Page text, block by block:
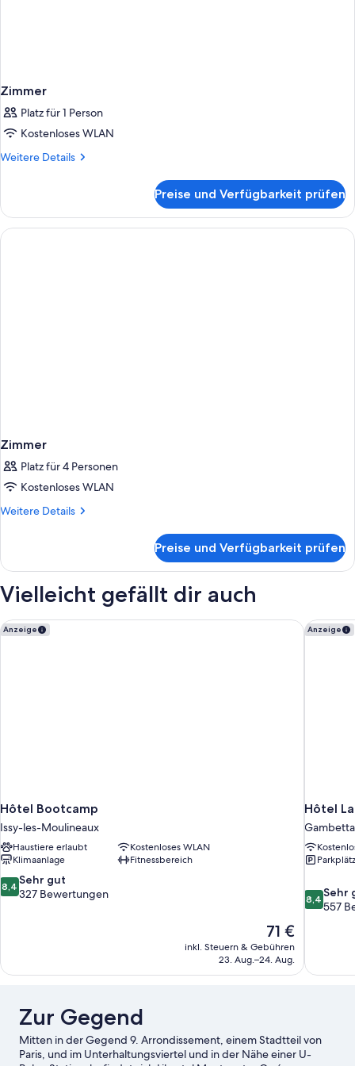
Zimmer
Platz für 1 Person
Kostenloses WLAN
Weitere Details
Weitere
Preise und Verfügbarkeit prüfen
Zimmer
Platz für 4 Personen
Kostenloses WLAN
Weitere Details
Weitere
Preise und Verfügbarkeit prüfen
Vielleicht gefällt dir auch
Anzeige
Hôtel Bootcamp
Issy-les-Moulineaux
Haustiere erlaubt
Kostenloses WLAN
Klimaanlage
Fitnessbereich
8.4
von
Bewertungen
8,4 Sehr gut
327 Bewertungen
Der
Preis
beträgt
71 €
inkl. Steuern & Gebühren
23. Aug.–24. Aug.
Hôtel Bootcamp Anzeige
Hôtel
Gambetta
8.4
von
557
8,4 Sehr
557
Hôtel La
Zur Gegend
Mitten in der Gegend 9. Arrondissement, einem Stadtteil von
Paris, und im Unterhaltungsviertel und in der Nähe einer U-